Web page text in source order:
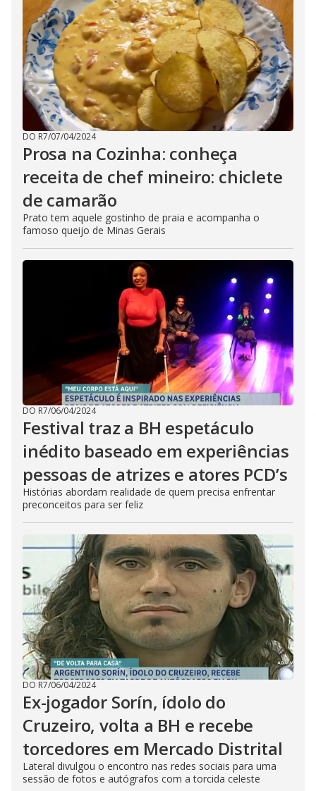
DO R7/07/04/2024
Prosa na Cozinha: conheça
receita de chef mineiro: chiclete
de camarão
Prato tem aquele gostinho de praia e acompanha o
famoso queijo de Minas Gerais
DO R7/06/04/2024
Festival traz a BH espetáculo
inédito baseado em experiências
pessoas de atrizes e atores PCD’s
Histórias abordam realidade de quem precisa enfrentar
preconceitos para ser feliz
DO R7/06/04/2024
Ex-jogador Sorín, ídolo do
Cruzeiro, volta a BH e recebe
torcedores em Mercado Distrital
Lateral divulgou o encontro nas redes sociais para uma
sessão de fotos e autógrafos com a torcida celeste